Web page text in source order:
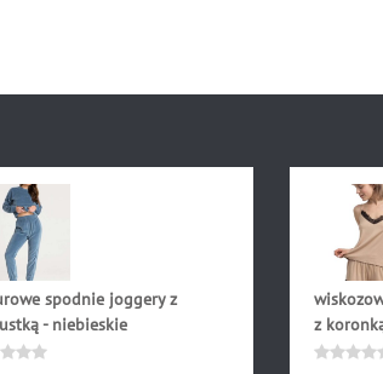
spodnie joggery z
- niebieskie
z